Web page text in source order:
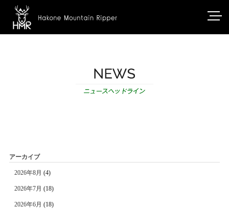
アーカイブ
2026年8月 (4)
2026年7月 (18)
2026年6月 (18)